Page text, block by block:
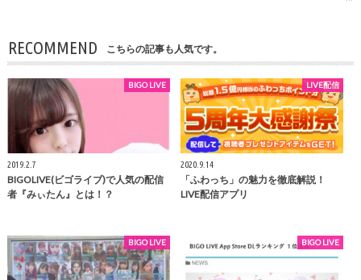
RECOMMEND こちらの記事も人気です。
BIGO LIVE
2019.2.7
BIGOLIVE(ビゴライブ)で人気の配信
者『みぃたん』とは！？
LIVE配信
2020.9.14
「ふわっち」の魅力を徹底解説！
LIVE配信アプリ
BIGO LIVE BIGO LIVE